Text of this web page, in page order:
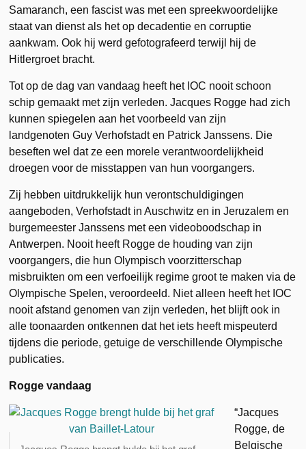
Samaranch, een fascist was met een spreekwoordelijke
staat van dienst als het op decadentie en corruptie
aankwam. Ook hij werd gefotografeerd terwijl hij de
Hitlergroet bracht.
Tot op de dag van vandaag heeft het IOC nooit schoon
schip gemaakt met zijn verleden. Jacques Rogge had zich
kunnen spiegelen aan het voorbeeld van zijn
landgenoten Guy Verhofstadt en Patrick Janssens. Die
beseften wel dat ze een morele verantwoordelijkheid
droegen voor de misstappen van hun voorgangers.
Zij hebben uitdrukkelijk hun verontschuldigingen
aangeboden, Verhofstadt in Auschwitz en in Jeruzalem en
burgemeester Janssens met een videoboodschap in
Antwerpen. Nooit heeft Rogge de houding van zijn
voorgangers, die hun Olympisch voorzitterschap
misbruikten om een verfoeilijk regime groot te maken via de
Olympische Spelen, veroordeeld. Niet alleen heeft het IOC
nooit afstand genomen van zijn verleden, het blijft ook in
alle toonaarden ontkennen dat het iets heeft mispeuterd
tijdens die periode, getuige de verschillende Olympische
publicaties.
Rogge vandaag
“Jacques
Rogge, de
Belgische